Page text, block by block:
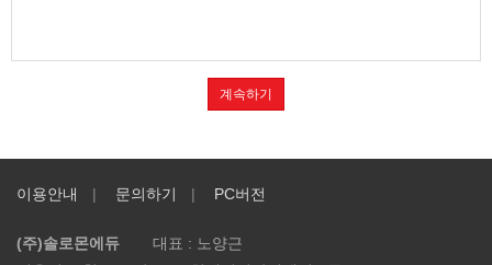
계속하기
이용안내 문의하기 PC버전
(주)솔로몬에듀
대표 : 노양근